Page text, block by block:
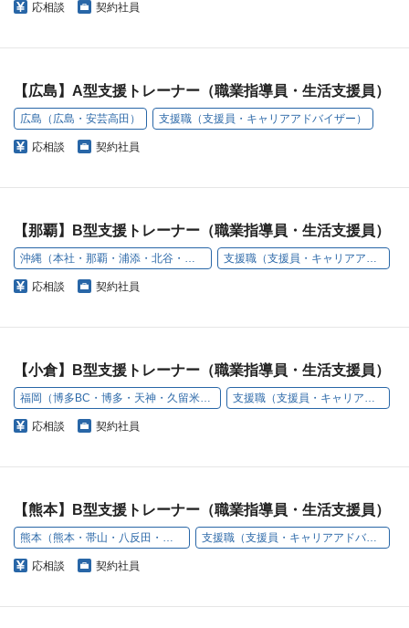
応相談 契約社員
【広島】A型支援トレーナー（職業指導員・生活支援員）
広島（広島・安芸高田） 支援職（支援員・キャリアアドバイザー）
応相談 契約社員
【那覇】B型支援トレーナー（職業指導員・生活支援員）
沖縄（本社・那覇・浦添・北谷・名護・豊見城） 支援職（支援員・キャリアアドバイザー）
応相談 契約社員
【小倉】B型支援トレーナー（職業指導員・生活支援員）
福岡（博多BC・博多・天神・久留米・小倉・うきは） 支援職（支援員・キャリアアドバイザー）
応相談 契約社員
【熊本】B型支援トレーナー（職業指導員・生活支援員）
熊本（熊本・帯山・八反田・原口町） 支援職（支援員・キャリアアドバイザー）
応相談 契約社員